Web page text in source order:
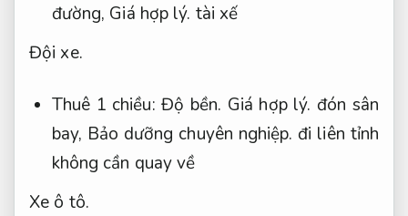
đường, Giá hợp lý. tài xế
Đội xe.
Thuê 1 chiều:Độ bền. Giá hợp lý. đón sân
bay, Bảo dưỡng chuyên nghiệp. đi liên tỉnh
không cần quay về
Xe ô tô.